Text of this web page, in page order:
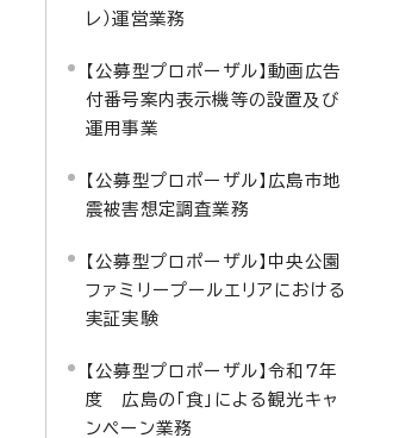
レ）運営業務
【公募型プロポーザル】動画広告
付番号案内表示機等の設置及び
運用事業
【公募型プロポーザル】広島市地
震被害想定調査業務
【公募型プロポーザル】中央公園
ファミリープールエリアにおける
実証実験
【公募型プロポーザル】令和7年
度 広島の「食」による観光キャ
ンペーン業務